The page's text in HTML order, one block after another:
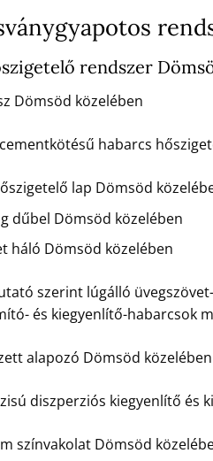
rendszer
Dömsöd közelében
habarcs
lap Dömsöd
dűbel Dömsöd közelében
háló Dömsöd közelében
szerint lúgálló
és kiegyenlítő-habarcsok
alapozó Dömsöd közelében
diszperziós kiegyenlítő és
színvakolat Dömsöd